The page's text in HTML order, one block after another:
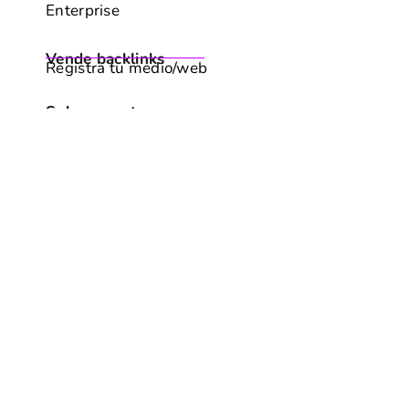
RECHAZAR TODO
Enterprise
Vende backlinks
Registra tu medio/web
Sobre nosotros